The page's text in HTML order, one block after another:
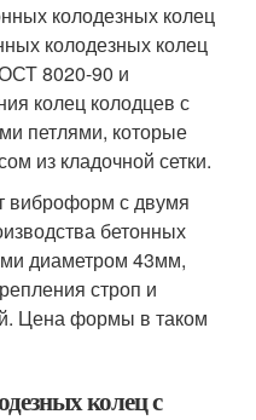
колодезных колец
колодезных колец
8020-90 и
колец колодцев с
петлями, которые
из кладочной сетки.
виброформ с двумя
бетонных
диаметром 43мм,
строп и
Цена формы в таком
колец с